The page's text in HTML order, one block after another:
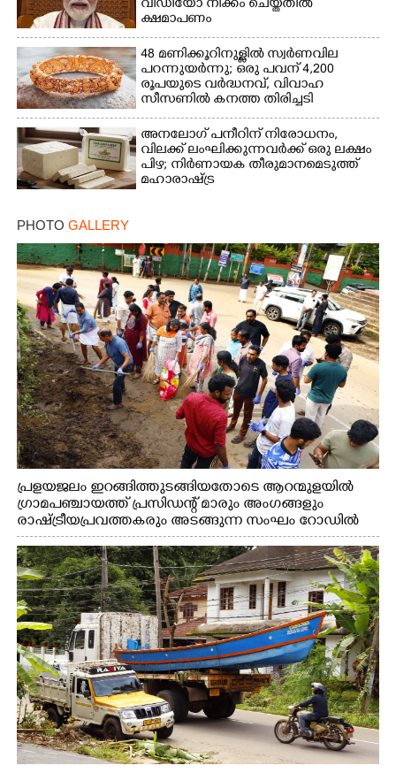
വീഡിയോ നീക്കം ചെയ്തതിൽ
ക്ഷമാപണം
48 മണിക്കൂറിനുള്ളിൽ സ്വർണവില
പറന്നുയർന്നു; ഒരു പവന് 4,200
രൂപയുടെ വർദ്ധനവ്, വിവാഹ
സീസണിൽ കനത്ത തിരിച്ചടി
അനലോഗ് പനീറിന് നിരോധനം,
വിലക്ക് ലംഘിക്കുന്നവർക്ക് ഒരു ലക്ഷം
പിഴ; നിർണായക തീരുമാനമെടുത്ത്
മഹാരാഷ്ട്ര
PHOTO GALLERY
പ്രളയജലം ഇറങ്ങിത്തുടങ്ങിയതോടെ ആറന്മുളയിൽ
ഗ്രാമപഞ്ചായത്ത് പ്രസിഡന്റ് മാരും അംഗങ്ങളും
രാഷ്ട്രീയപ്രവത്തകരും അടങ്ങുന്ന സംഘം റോഡിൽ
അടിഞ്ഞ് കൂടിയ ചെളിയും മണ്ണും മറ്റ് മാലിന്യങ്ങളും
നീക്കം ചെയ്യുന്നു.